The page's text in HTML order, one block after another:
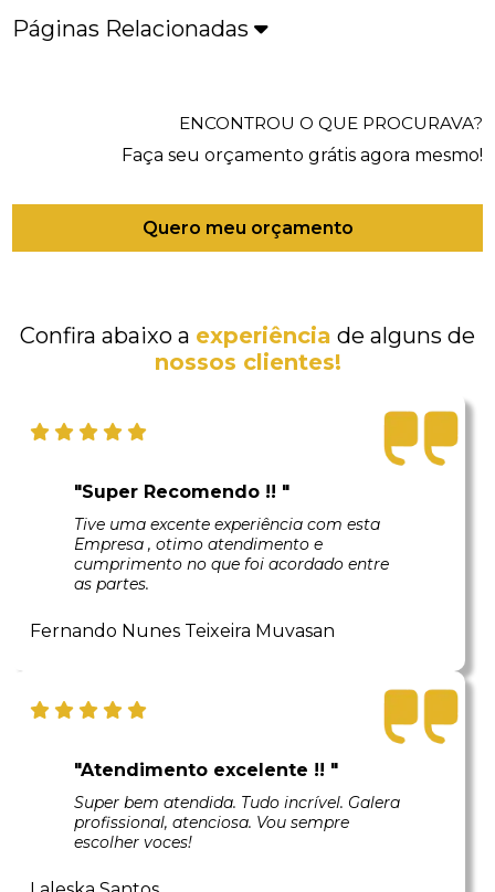
Páginas Relacionadas
ENCONTROU O QUE PROCURAVA?
Faça seu orçamento grátis agora mesmo!
Quero meu orçamento
Confira abaixo a experiência de alguns de
nossos clientes!
"Super Recomendo !! "
Tive uma excente experiência com esta
Empresa , otimo atendimento e
cumprimento no que foi acordado entre
as partes.
Fernando Nunes Teixeira Muvasan
"Atendimento excelente !! "
Super bem atendida. Tudo incrível. Galera
profissional, atenciosa. Vou sempre
escolher voces!